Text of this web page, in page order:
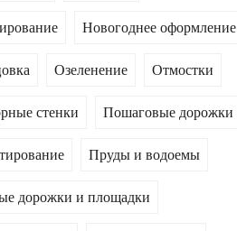
Новогоднее оформление
Озеленение Отмостки
стенки Пошаговые дорожки
Пруды и водоемы
дорожки и площадки